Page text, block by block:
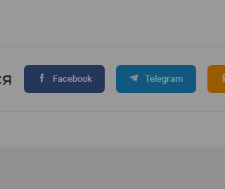
Facebook Telegram